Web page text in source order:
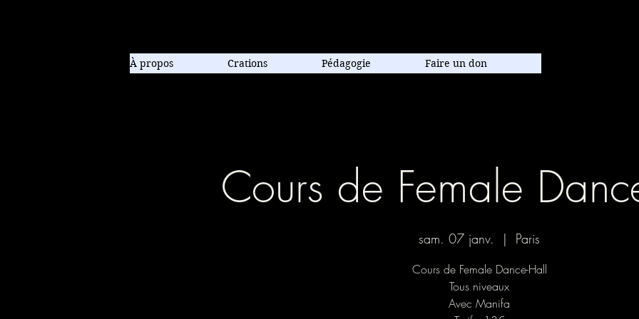
À propos Crations Pédagogie Faire un don
Cours de Female
sam. 07 janv.
  |
Paris
Cours de Female Dance-Hall
Tous niveaux
Avec Manifa